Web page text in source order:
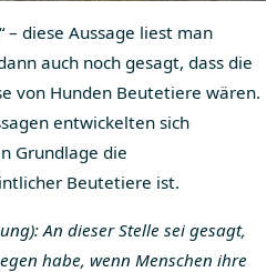
– diese Aussage liest man
auch noch gesagt, dass die
von Hunden Beutetiere wären.
entwickelten sich
Grundlage die
Beutetiere ist.
An dieser Stelle sei gesagt,
habe, wenn Menschen ihre